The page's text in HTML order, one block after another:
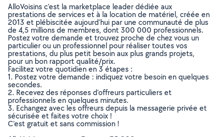
AlloVoisins c’est la marketplace leader dédiée aux
prestations de services et à la location de matériel, créée en
2013 et plébiscitée aujourd’hui par une communauté de plus
de 4,5 millions de membres, dont 300 000 professionnels.
Postez votre demande et trouvez proche de chez vous un
particulier ou un professionnel pour réaliser toutes vos
prestations, du plus petit besoin aux plus grands projets,
pour un bon rapport qualité/prix.
Facilitez votre quotidien en 3 étapes :
1. Postez votre demande : indiquez votre besoin en quelques
secondes.
2. Recevez des réponses d’offreurs particuliers et
professionnels en quelques minutes.
3. Echangez avec les offreurs depuis la messagerie privée et
sécurisée et faites votre choix !
C’est gratuit et sans commission !